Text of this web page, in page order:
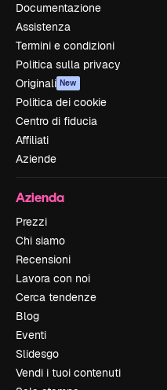
Documentazione
Assistenza
Termini e condizioni
Politica sulla privacy
Originali New
Politica dei cookie
Centro di fiducia
Affiliati
Aziende
Azienda
Prezzi
Chi siamo
Recensioni
Lavora con noi
Cerca tendenze
Blog
Eventi
Slidesgo
Vendi i tuoi contenuti